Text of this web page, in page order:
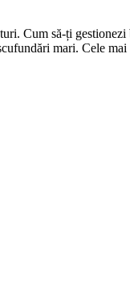
Cum să-ți
mari. Cele